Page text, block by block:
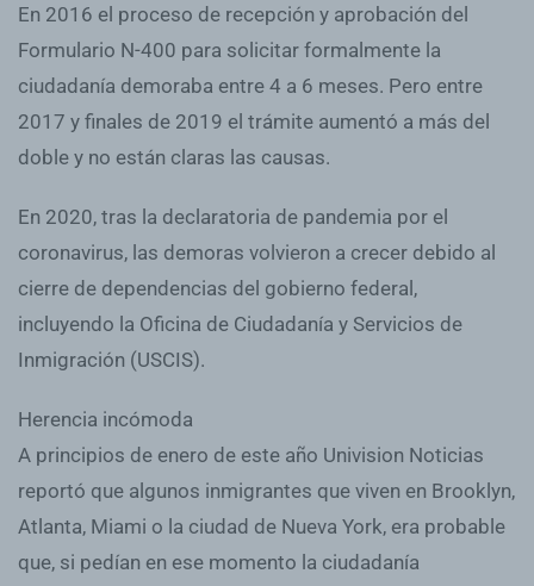
En 2016 el proceso de recepción y aprobación del
Formulario N-400 para solicitar formalmente la
ciudadanía demoraba entre 4 a 6 meses. Pero entre
2017 y finales de 2019 el trámite aumentó a más del
doble y no están claras las causas.
En 2020, tras la declaratoria de pandemia por el
coronavirus, las demoras volvieron a crecer debido al
cierre de dependencias del gobierno federal,
incluyendo la Oficina de Ciudadanía y Servicios de
Inmigración (USCIS).
Herencia incómoda
A principios de enero de este año Univision Noticias
reportó que algunos inmigrantes que viven en Brooklyn,
Atlanta, Miami o la ciudad de Nueva York, era probable
que, si pedían en ese momento la ciudadanía